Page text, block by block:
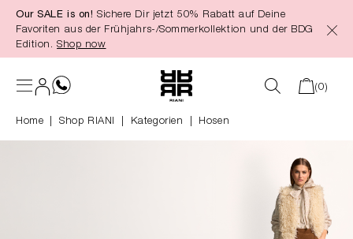
springen
Our SALE is on! Sichere Dir jetzt 50% Rabatt auf Deine
Favoriten aus der Frühjahrs-/Sommerkollektion und der BDG
Edition. Shop now
(0)
Home Shop RIANI Kategorien Hosen